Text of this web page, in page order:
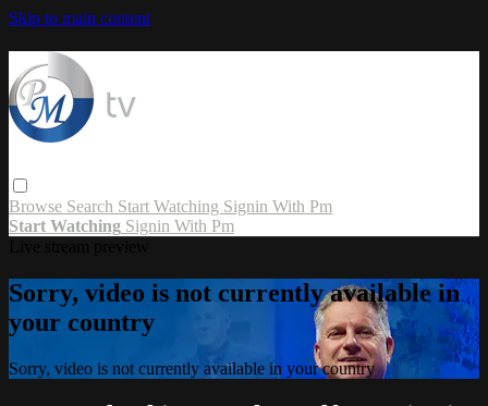
Skip to main content
Browse Search Start Watching Signin With Pm
Start Watching Signin With Pm
Sorry, video is not currently available in
your country
Sorry, video is not currently available in your country